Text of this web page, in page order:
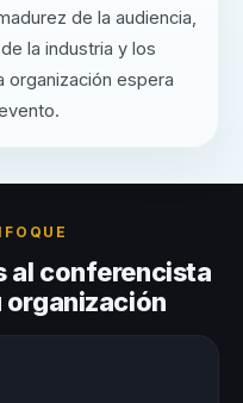
de la audiencia,
la industria y los
organización espera
al conferencista
organización